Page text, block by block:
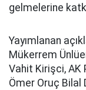
gelmelerine
Yayımlanan
Mükerrem
Vahit Kirişci,
Ömer Oruç Bilal